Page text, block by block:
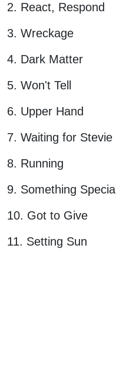
2. React, Respond
3. Wreckage
4. Dark Matter
5. Won't Tell
6. Upper Hand
7. Waiting for Stevie
8. Running
9. Something Special
10. Got to Give
11. Setting Sun